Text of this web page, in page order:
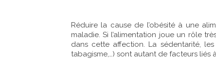
Réduire la cause de l’obésité à une
maladie. Si l’alimentation joue un rôle
dans cette affection. La sédentarité,
tabagisme,…) sont autant de facteurs liés à